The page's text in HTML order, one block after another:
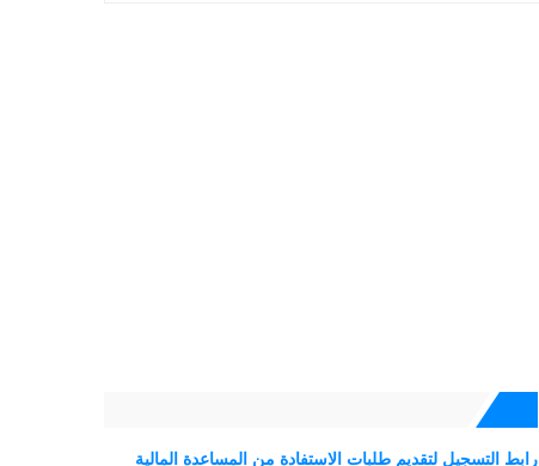
رابط التسجيل لتقديم طلبات الاستفادة من المساعدة المالية